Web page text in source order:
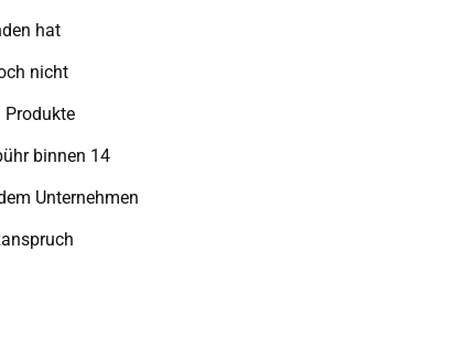
hat
nicht
Produkte
binnen 14
Unternehmen